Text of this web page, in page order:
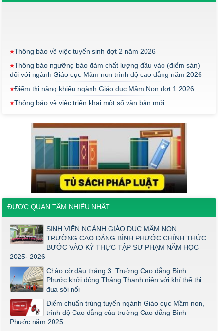
Thông báo ngưỡng bảo đảm chất lượng đầu vào (điểm sàn)
đối với ngành Giáo dục Mầm non trình độ cao đẳng năm 2026
Điểm thi năng khiếu ngành Giáo dục Mầm Non đợt 1 2026
Thông báo về việc triển khai một số văn bản mới
THÔNG BÁO VỀ VIỆC PHÚC KHẢO ĐIỂM THI TỐT NGHIỆP
ĐIỂM TỐT NGHIỆP KHỐI Y - DƯỢC NĂM 2026
Thông báo về việc tổ chức thi năng khiếu ngành Giáo dục
Thông báo về việc tuyển sinh đợt 2 năm 2026
Thông báo ngưỡng bảo đảm chất lượng đầu vào (điểm sàn)
đối với ngành Giáo dục Mầm non trình độ cao đẳng năm 2026
Điểm thi năng khiếu ngành Giáo dục Mầm Non đợt 1 2026
Thông báo về việc triển khai một số văn bản mới
THÔNG BÁO VỀ VIỆC PHÚC KHẢO ĐIỂM THI TỐT NGHIỆP
KHỐI Y DƯỢC NĂM 2026
Thông báo về việc tổ chức thi năng khiếu ngành Giáo dục
Mầm non năm 2026
ĐƯỢC QUAN TÂM NHIỀU NHẤT
SINH VIÊN NGÀNH GIÁO DỤC MẦM NON
TRƯỜNG CAO ĐẲNG BÌNH PHƯỚC CHÍNH THỨC
BƯỚC VÀO KỲ THỰC TẬP SƯ PHẠM NĂM HỌC
2025- 2026
Chào cờ đầu tháng 3: Trường Cao đẳng Bình
Phước khởi động Tháng Thanh niên với khí thế thi
đua sôi nổi
Điểm chuẩn trúng tuyển ngành Giáo dục Mầm non,
trình độ Cao đẳng của trường Cao đẳng Bình
Phước năm 2025